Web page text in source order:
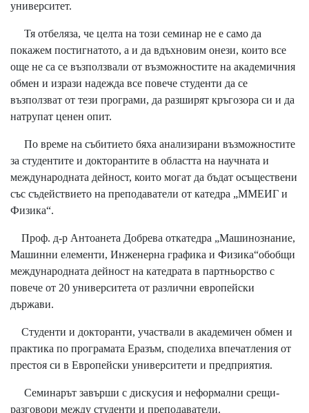
университет.
Тя отбеляза, че целта на този семинар не е само да
покажем постигнатото, а и да вдъхновим онези, които все
още не са се възползвали от възможностите на академичния
обмен и изрази надежда все повече студенти да се
възползват от тези програми, да разширят кръгозора си и да
натрупат ценен опит.
По време на събитието бяха анализирани възможностите
за студентите и докторантите в областта на научната и
международната дейност, които могат да бъдат осъществени
със съдействието на преподаватели от катедра „ММЕИГ и
Физика“.
Проф. д-р Антоанета Добрева откатедра „Машинознание,
Машинни елементи, Инженерна графика и Физика“обобщи
международната дейност на катедрата в партньорство с
повече от 20 университета от различни европейски
държави.
Студенти и докторанти, участвали в академичен обмен и
практика по програмата Еразъм, споделиха впечатления от
престоя си в Европейски университети и предприятия.
Семинарът завърши с дискусия и неформални срещи-
разговори между студенти и преподаватели.